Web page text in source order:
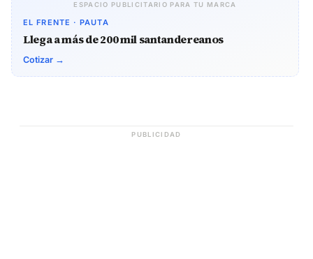
ESPACIO PUBLICITARIO PARA TU MARCA
EL FRENTE · PAUTA
Llega a más de 200 mil santandereanos
Cotizar →
PUBLICIDAD